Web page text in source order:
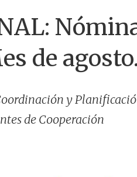
de
y
de Cooperación